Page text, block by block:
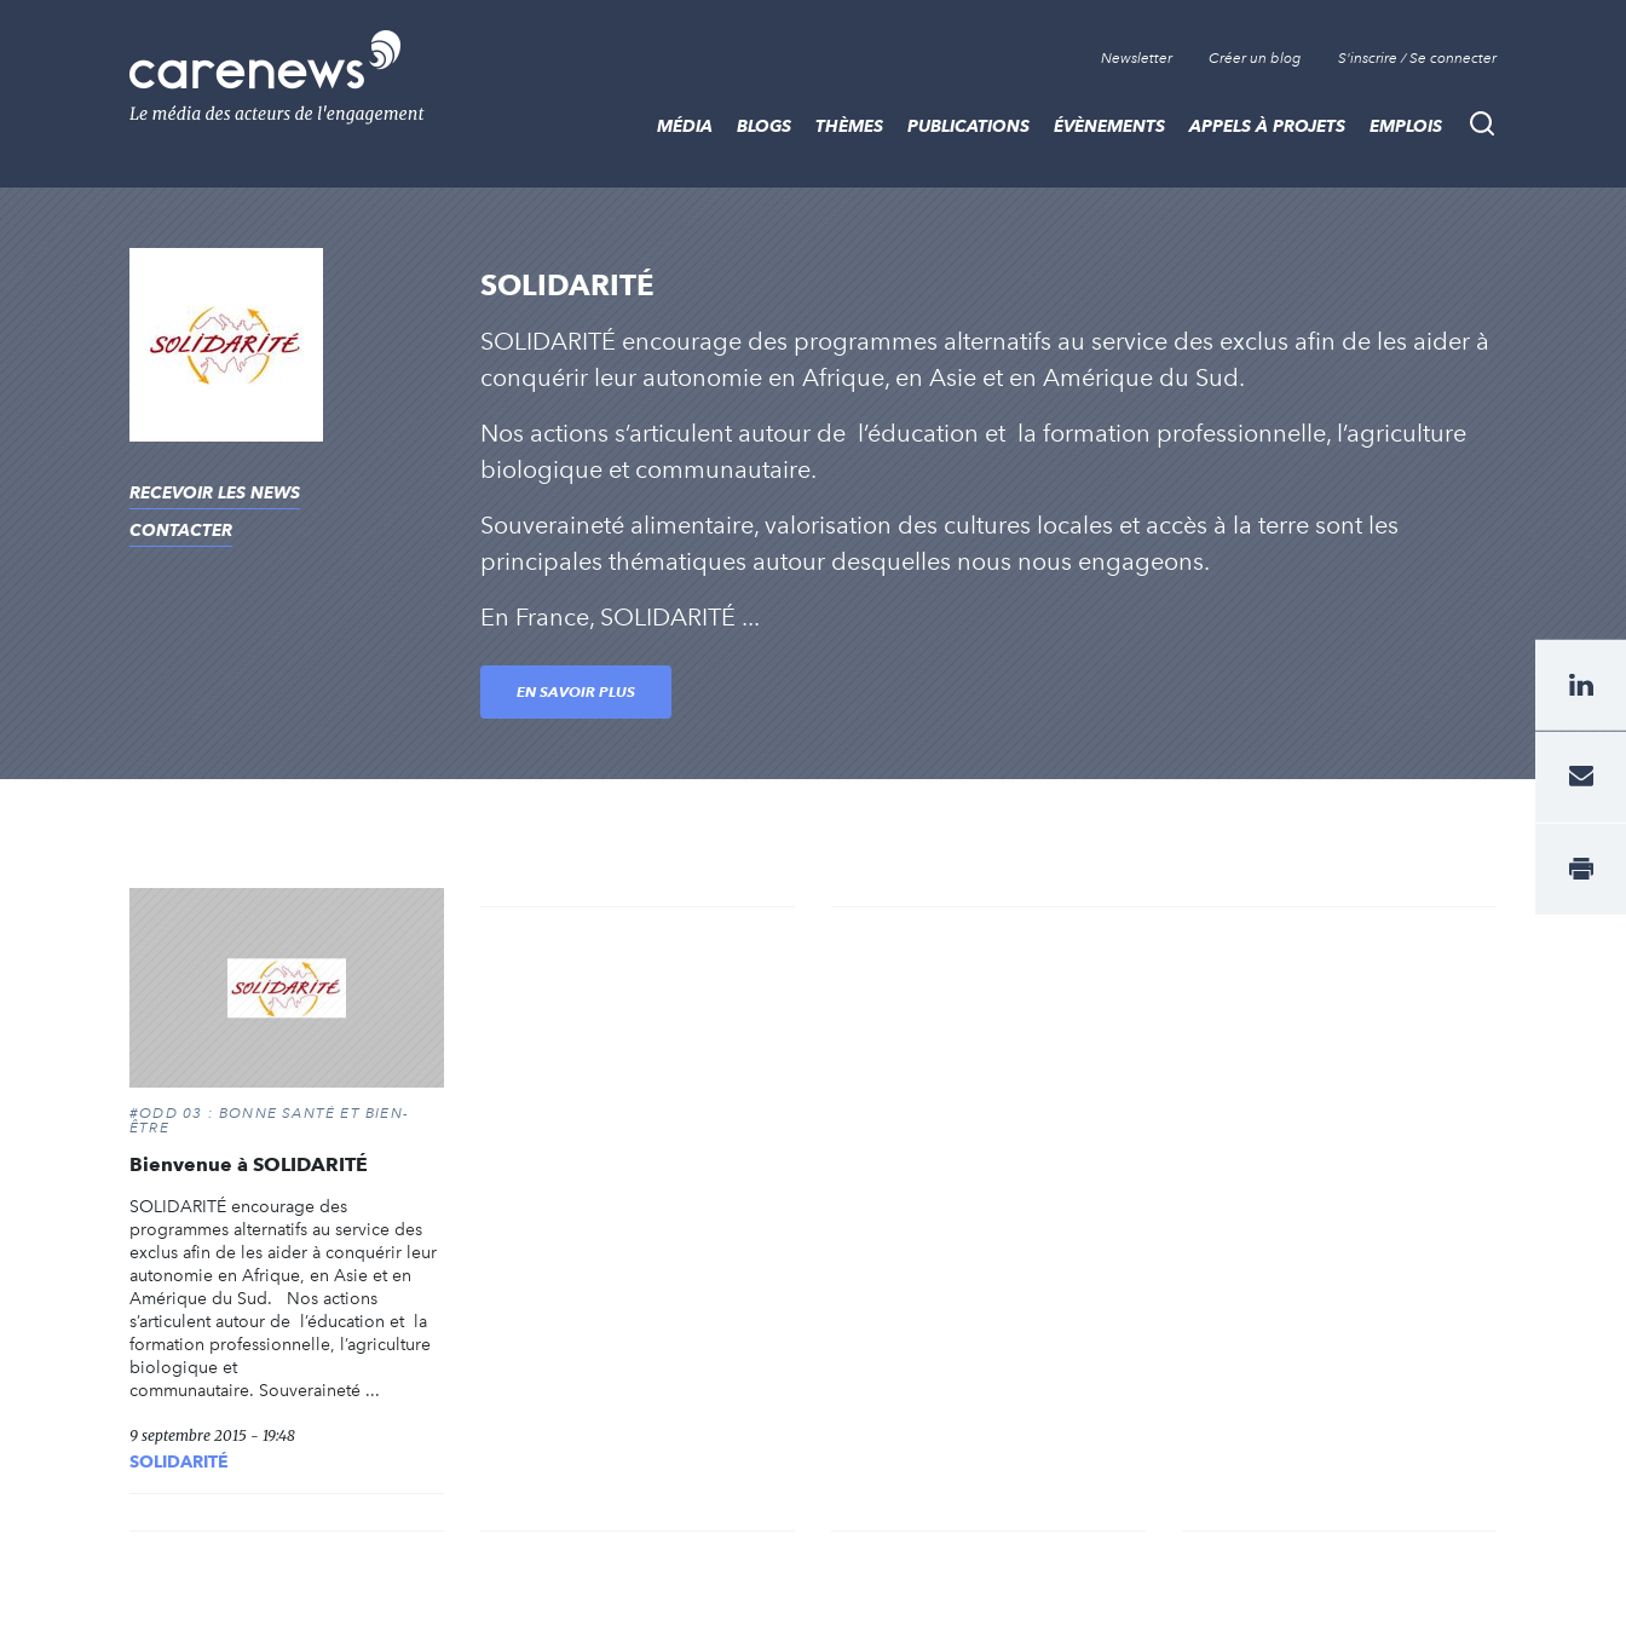
Le
média
de
Newsletter Créer un blog S'inscrire / Se connecter
Recherche
MÉDIA BLOGS THÈMES PUBLICATIONS ÉVÈNEMENTS APPELS À PROJETS EMPLOIS
RECEVOIR LES NEWS
CONTACTER
SOLIDARITÉ
SOLIDARITÉ encourage des programmes alternatifs au service des exclus afin de les aider à
conquérir leur autonomie en Afrique, en Asie et en Amérique du Sud.
Nos actions s’articulent autour de l’éducation et la formation professionnelle, l’agriculture
biologique et communautaire.
Souveraineté alimentaire, valorisation des cultures locales et accès à la terre sont les
principales thématiques autour desquelles nous nous engageons.
En France, SOLIDARITÉ ...
EN SAVOIR PLUS
#ODD 03 : BONNE SANTÉ ET BIEN-
ÊTRE
Bienvenue à SOLIDARITÉ
SOLIDARITÉ encourage des
programmes alternatifs au service des
exclus afin de les aider à conquérir leur
autonomie en Afrique, en Asie et en
Amérique du Sud. Nos actions
s’articulent autour de l’éducation et la
formation professionnelle, l’agriculture
biologique et
communautaire. Souveraineté ...
9 septembre 2015 - 19:48
SOLIDARITÉ